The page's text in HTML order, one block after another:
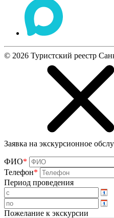
© 2026 Туристский реестр
Заявка на экскурсионное
ФИО*
Телефон*
Период проведения
Пожелание к экскурсии